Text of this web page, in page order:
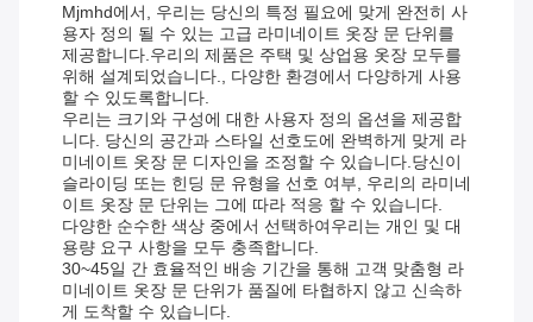
Mjmhd에서, 우리는 당신의 특정 필요에 맞게 완전히 사
용자 정의 될 수 있는 고급 라미네이트 옷장 문 단위를
제공합니다.우리의 제품은 주택 및 상업용 옷장 모두를
위해 설계되었습니다., 다양한 환경에서 다양하게 사용
할 수 있도록합니다.
우리는 크기와 구성에 대한 사용자 정의 옵션을 제공합
니다. 당신의 공간과 스타일 선호도에 완벽하게 맞게 라
미네이트 옷장 문 디자인을 조정할 수 있습니다.당신이
슬라이딩 또는 힌딩 문 유형을 선호 여부, 우리의 라미네
이트 옷장 문 단위는 그에 따라 적응 할 수 있습니다.
다양한 순수한 색상 중에서 선택하여우리는 개인 및 대
용량 요구 사항을 모두 충족합니다.
30~45일 간 효율적인 배송 기간을 통해 고객 맞춤형 라
미네이트 옷장 문 단위가 품질에 타협하지 않고 신속하
게 도착할 수 있습니다.